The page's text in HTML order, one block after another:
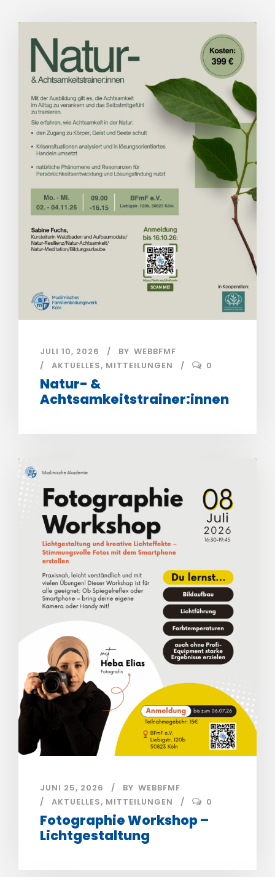
JULI 10, 2026 BY WEBBFMF
AKTUELLES, MITTEILUNGEN 0
Natur- &
Achtsamkeitstrainer:innen
JUNI 25, 2026 BY WEBBFMF
AKTUELLES, MITTEILUNGEN 0
Fotographie Workshop –
Lichtgestaltung